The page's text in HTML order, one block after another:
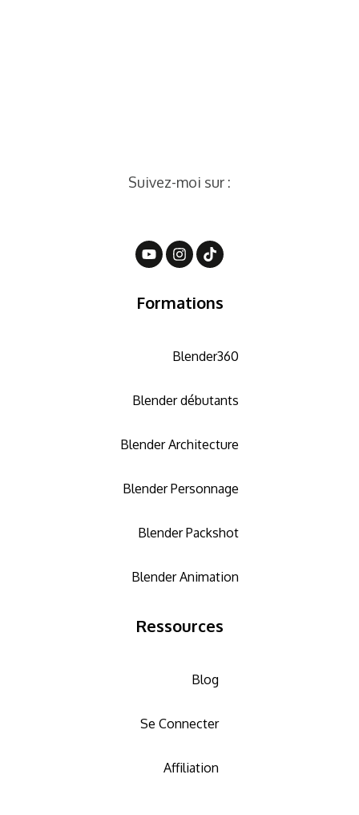
Suivez-moi sur :
Formations
Blender360
Blender débutants
Blender Architecture
Blender Personnage
Blender Packshot
Blender Animation
Ressources
Blog
Se Connecter
Affiliation